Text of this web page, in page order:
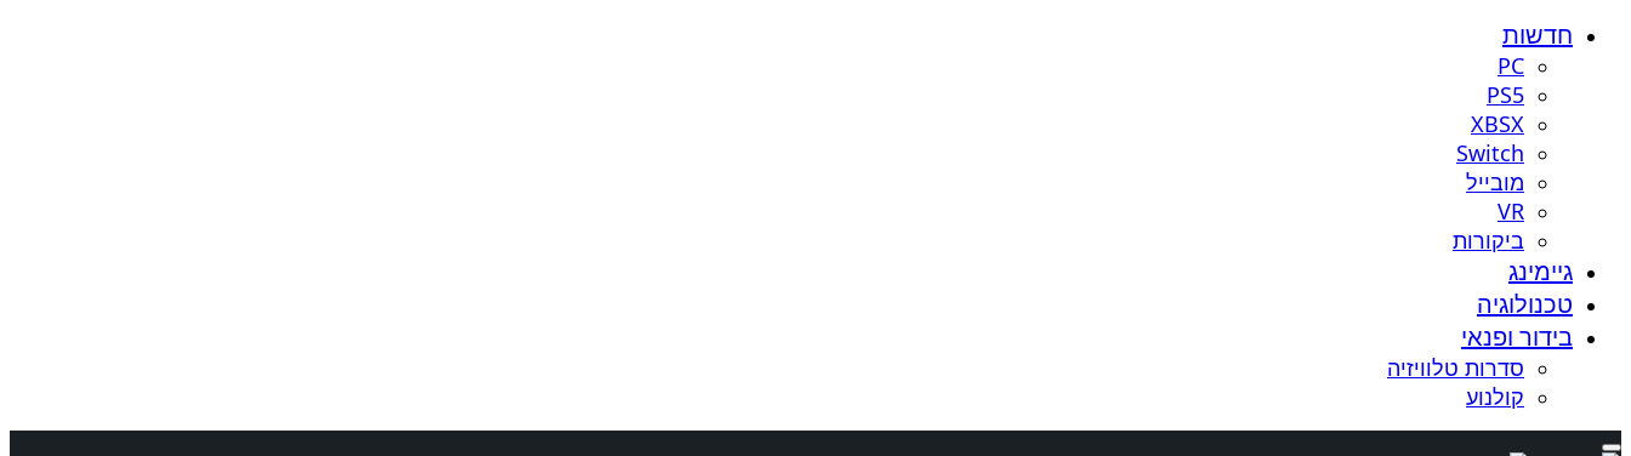
חדשות
PC
PS5
XBSX
Switch
מובייל
VR
ביקורות
גיימינג
טכנולוגיה
בידור ופנאי
סדרות טלוויזיה
קולנוע